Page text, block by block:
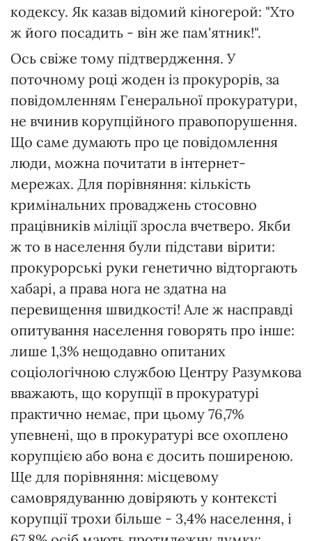
кодексу. Як казав відомий кіногерой: "Хто
ж його посадить - він же пам'ятник!".
Ось свіже тому підтвердження. У
поточному році жоден із прокурорів, за
повідомленням Генеральної прокуратури,
не вчинив корупційного правопорушення.
Що саме думають про це повідомлення
люди, можна почитати в інтернет-
мережах. Для порівняння: кількість
кримінальних проваджень стосовно
працівників міліції зросла вчетверо. Якби
ж то в населення були підстави вірити:
прокурорські руки генетично відторгають
хабарі, а права нога не здатна на
перевищення швидкості! Але ж насправді
опитування населення говорять про інше:
лише 1,3% нещодавно опитаних
соціологічною службою Центру Разумкова
вважають, що корупції в прокуратурі
практично немає, при цьому 76,7%
упевнені, що в прокуратурі все охоплено
корупцією або вона є досить поширеною.
Ще для порівняння: місцевому
самоврядуванню довіряють у контексті
корупції трохи більше - 3,4% населення, і